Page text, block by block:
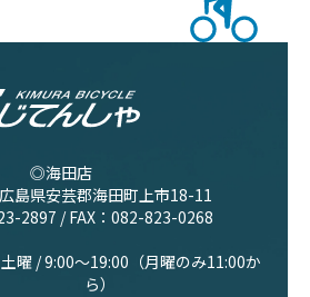
◎海田店
島県安芸郡海田町上市18-11
2897 / FAX：082-823-0268
曜 / 9:00〜19:00（月曜のみ11:00か
ら）